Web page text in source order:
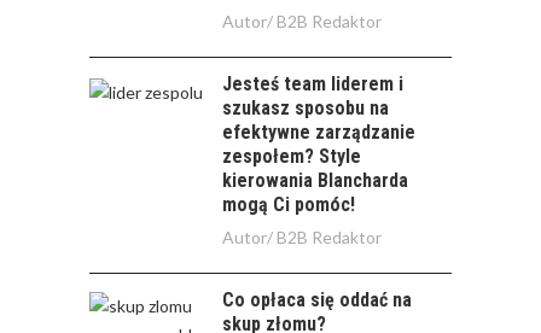
Autor/ B2B Redaktor
Jesteś team liderem i
szukasz sposobu na
efektywne zarządzanie
zespołem? Style
kierowania Blancharda
mogą Ci pomóc!
Autor/ B2B Redaktor
Co opłaca się oddać na
skup złomu?